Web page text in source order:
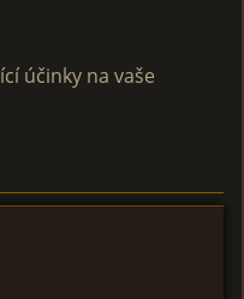
účinky na vaše